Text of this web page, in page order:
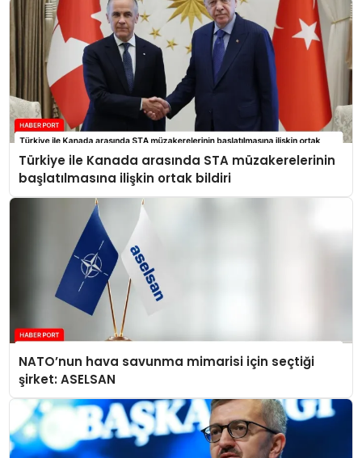
Türkiye ile Kanada arasında STA müzakerelerinin
başlatılmasına ilişkin ortak bildiri
NATO’nun hava savunma mimarisi için seçtiği
şirket: ASELSAN